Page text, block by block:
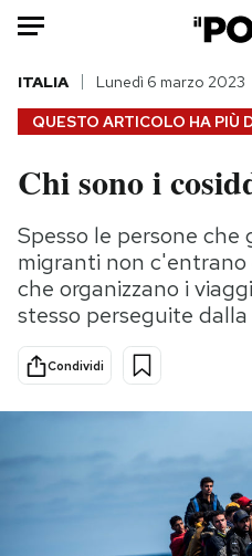
HOME
Italia
Politica
Tecnologia
Internet
Scienza
Cultura
Economia
QUESTO ARTICOLO HA PIÙ
ITALIA Lunedì 6 marzo 2023
Chi sono i
Spesso le persone
migranti non
che organizzano i
stesso perseguite
Condividi